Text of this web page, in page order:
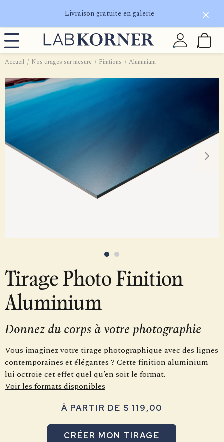
Livraison gratuite en galerie
Accueil Nos tirages sur mesure Finitions Aluminium
Tirage Photo Finition
Aluminium
Donnez du corps à votre photographie
Vous imaginez votre tirage photographique avec des lignes
contemporaines et élégantes ? Cette finition aluminium
lui octroie cet effet quel qu’en soit le format.
Voir les formats disponibles
À PARTIR DE $ 119,00
CRÉER MON TIRAGE